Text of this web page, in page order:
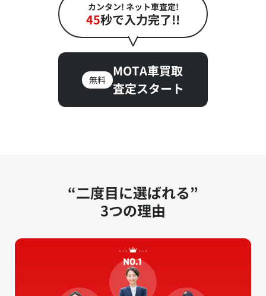
カンタン! ネット車査定!
45秒で入力完了!!
無料
MOTA車買取
査定スタート
“二度目に選ばれる”
3つの理由